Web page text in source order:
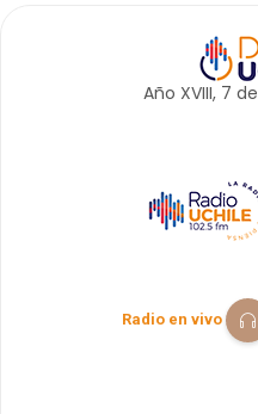
Año XVIII, 7 de
Radio en vivo